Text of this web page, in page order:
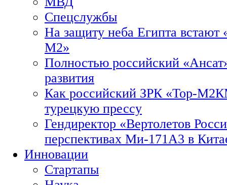
Спецслужбы
На защиту неба Египта встают
М2»
Полностью российский
развития
Как российский ЗРК «Тор-
турецкую прессу
Гендиректор «Вертолетов
перспективах Ми-171А3 в
Инновации
Стартапы